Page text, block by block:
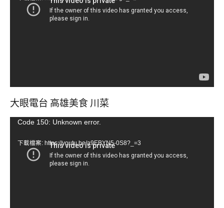
大眼電台 高雄美食 川菜
視Code 150: Unknown error.
下載檔案: https://youtu.be/a9EBYN5-0S8?_=3